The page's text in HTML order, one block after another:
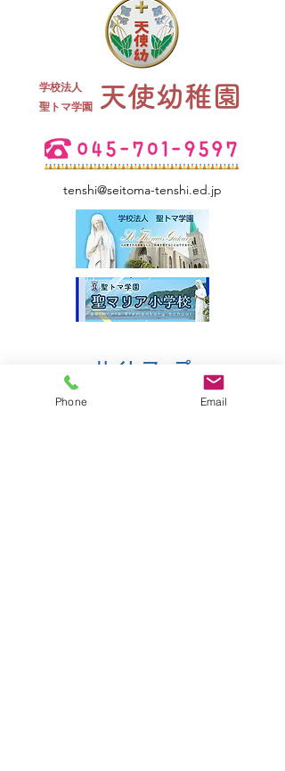
夏祭り 全学年
学校法人
​聖トマ学園
天使幼稚園
tenshi@seitoma-tenshi.ed.jp
サイトマップ
●園について
Phone Email